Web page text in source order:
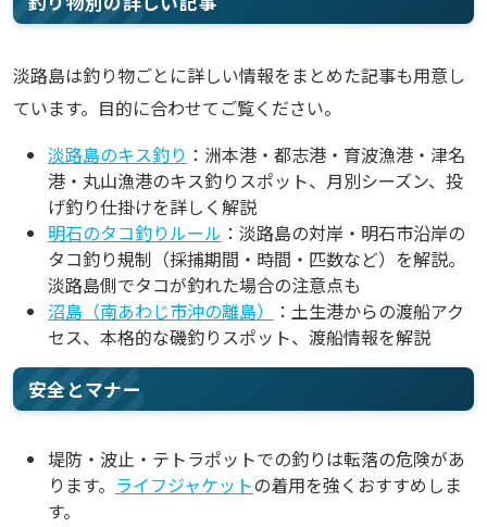
淡路島は釣り物ごとに詳しい情報をまとめた記事も用意し
ています。目的に合わせてご覧ください。
淡路島のキス釣り ：洲本港・都志港・育波漁港・津名
港・丸山漁港のキス釣りスポット、月別シーズン、投
げ釣り仕掛けを詳しく解説
明石のタコ釣りルール ：淡路島の対岸・明石市沿岸の
タコ釣り規制（採捕期間・時間・匹数など）を解説。
淡路島側でタコが釣れた場合の注意点も
沼島（南あわじ市沖の離島）
：土生港からの渡船アク
セス、本格的な磯釣りスポット、渡船情報を解説
安全とマナー
堤防・波止・テトラポットでの釣りは転落の危険があ
ります。 ライフジャケットの着用を強くおすすめしま
す。